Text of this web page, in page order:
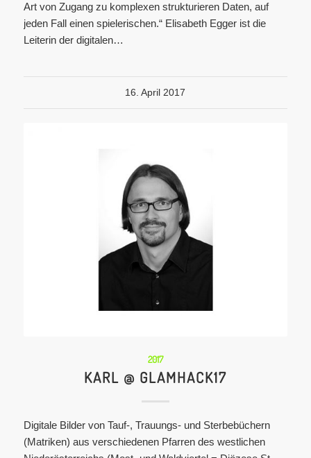
Art von Zugang zu komplexen strukturieren Daten, auf
jeden Fall einen spielerischen.“ Elisabeth Egger ist die
Leiterin der digitalen…
16. April 2017
2017
KARL @ GLAMHACK17
Digitale Bilder von Tauf-, Trauungs- und Sterbebüchern
(Matriken) aus verschiedenen Pfarren des westlichen